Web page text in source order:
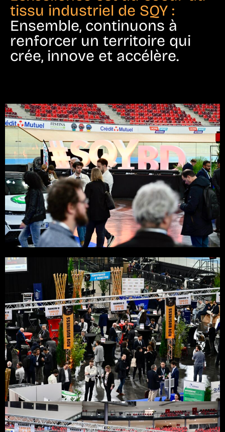
tissu industriel de SQY :
Ensemble, continuons à
renforcer un territoire qui
crée, innove et accélère.